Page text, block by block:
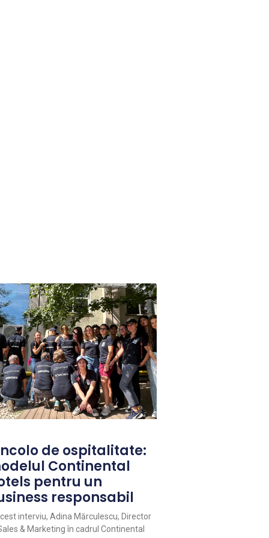
de ospitalitate:
Continental
pentru un
responsabil
interviu, Adina Mărculescu, Director
& Marketing în cadrul Continental